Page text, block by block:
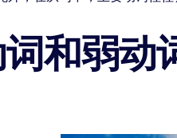
和弱动